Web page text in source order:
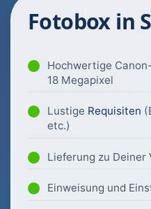
Fotobox in
Hochwertige
18 Megapixel
Lustige Requisiten
etc.)
Lieferung zu Deiner
Einweisung und